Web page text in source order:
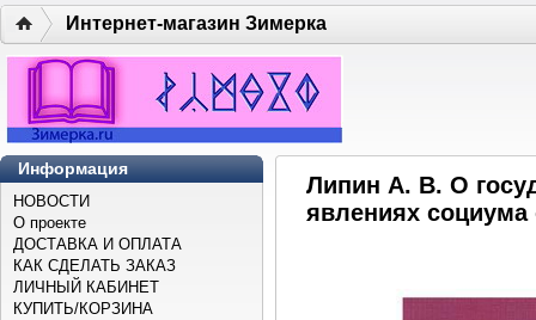
Интернет-магазин Зимерка
Информация
НОВОСТИ
О проекте
ДОСТАВКА И ОПЛАТА
КАК СДЕЛАТЬ ЗАКАЗ
ЛИЧНЫЙ КАБИНЕТ
КУПИТЬ/КОРЗИНА
Липин А. В. О
явлениях социума